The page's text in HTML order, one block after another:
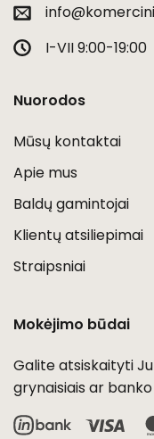
I-VII 9:00-19:00
Nuorodos
Mūsų kontaktai
Apie mus
Baldų gamintojai
Klientų atsiliepimai
Straipsniai
Mokėjimo būdai
Galite atsiskaityti
grynaisiais ar
Visa